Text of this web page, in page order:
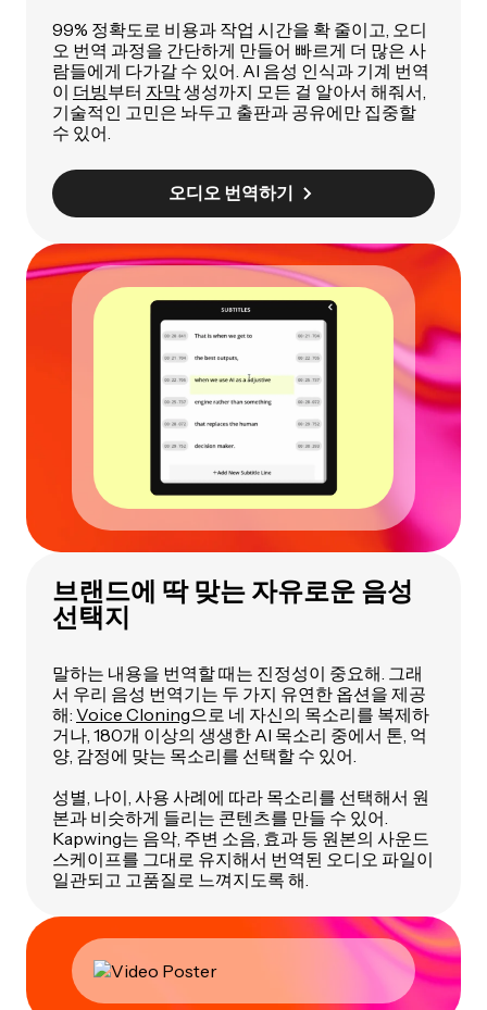
99% 정확도로 비용과 작업 시간을 확 줄이고, 오디
오 번역 과정을 간단하게 만들어 빠르게 더 많은 사
람들에게 다가갈 수 있어. AI 음성 인식과 기계 번역
이 더빙부터 자막생성까지 모든 걸 알아서 해줘서,
기술적인 고민은 놔두고 출판과 공유에만 집중할
수 있어.
오디오 번역하기
브랜드에 딱 맞는 자유로운 음성
선택지
말하는 내용을 번역할 때는 진정성이 중요해. 그래
서 우리 음성 번역기는 두 가지 유연한 옵션을 제공
해: Voice Cloning으로 네 자신의 목소리를 복제하
거나, 180개 이상의 생생한 AI 목소리 중에서 톤, 억
양, 감정에 맞는 목소리를 선택할 수 있어.
성별, 나이, 사용 사례에 따라 목소리를 선택해서 원
본과 비슷하게 들리는 콘텐츠를 만들 수 있어.
Kapwing는 음악, 주변 소음, 효과 등 원본의 사운드
스케이프를 그대로 유지해서 번역된 오디오 파일이
일관되고 고품질로 느껴지도록 해.